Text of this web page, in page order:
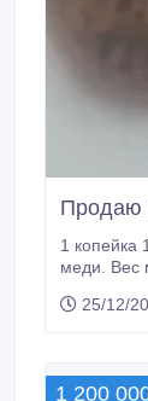
Продаю
1 копейка 1705 года Петр
меди. Вес
25/12/
1 200